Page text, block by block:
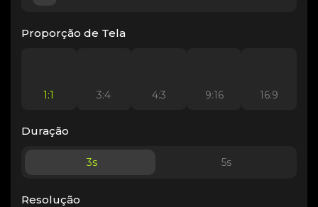
Proporção de Tela
1:1 3:4 4:3 9:16 16:9
Duração
3s 5s
Resolução